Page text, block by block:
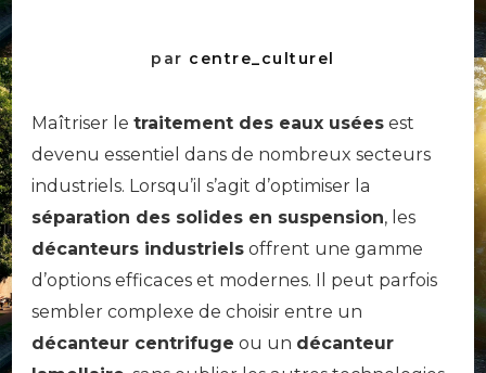
par centre_culturel
Maîtriser le traitement des eaux usées est
devenu essentiel dans de nombreux secteurs
industriels. Lorsqu’il s’agit d’optimiser la
séparation des solides en suspension, les
décanteurs industriels offrent une gamme
d’options efficaces et modernes. Il peut parfois
sembler complexe de choisir entre un
décanteur centrifuge ou un décanteur